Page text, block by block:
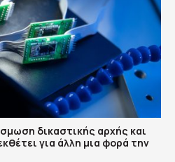
δικαστικής αρχής και
για άλλη μια φορά την